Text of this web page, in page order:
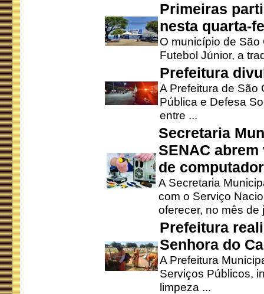
Primeiras
nesta quarta-
O município de
Futebol Júnior, a
Prefeitura
A Prefeitura de São
Pública e Defesa
entre ...
Secretaria
SENAC
de
A Secretaria
com o Serviço
oferecer, no mês de
Prefeitura
Senhora do
A Prefeitura
Serviços Públicos,
limpeza ...